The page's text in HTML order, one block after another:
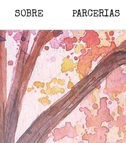
SOBRE PARCERIAS